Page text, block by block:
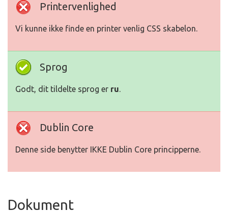
Printervenlighed
Vi kunne ikke finde en printer venlig CSS skabelon.
Sprog
Godt, dit tildelte sprog er ru.
Dublin Core
Denne side benytter IKKE Dublin Core principperne.
Dokument